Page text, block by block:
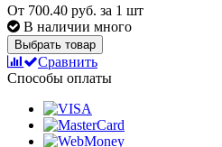
От 700.40 руб. за 1 шт
В наличии много
Выбрать товар
Сравнить
Способы оплаты